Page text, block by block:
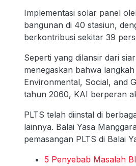
Implementasi solar panel
bangunan di 40 stasiun,
berkontribusi sekitar 39
Seperti yang dilansir dari
menegaskan bahwa
Environmental, Social, and
tahun 2060, KAI berperan
PLTS telah diinstal di
lainnya. Balai Yasa
pemasangan PLTS di Balai
5 Penyebab Masalah